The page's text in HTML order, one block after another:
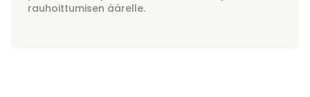
rauhoittumisen äärelle.